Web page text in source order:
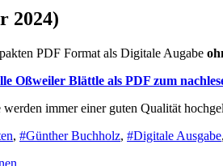
2024)
PDF Format als Digitale Augabe
Oßweiler Blättle als PDF zum
immer einer guten Qualität
, #Günther Buchholz, #Digitale Ausgabe,